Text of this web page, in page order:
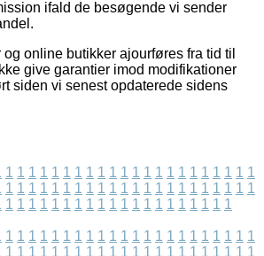
ifald de besøgende vi sender
online butikker ajourføres fra tid til
give garantier imod modifikationer
siden vi senest opdaterede sidens
1 1 1 1 1 1 1 1 1 1 1 1 1 1 1 1 1 1 1 1 1 1
1 1 1 1 1 1 1 1 1 1 1 1 1 1 1 1 1 1 1 1 1 1
1 1 1 1 1 1 1 1 1 1 1 1 1 1 1 1 1 1 1 1
1 1 1 1 1 1 1 1 1 1 1 1 1 1 1 1 1 1 1 1 1 1
1 1 1 1 1 1 1 1 1 1 1 1 1 1 1 1 1 1 1 1 1 1